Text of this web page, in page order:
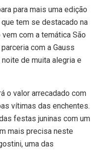
para mais uma edição
tem se destacado na
com a temática São
com a Gauss
de muita alegria e
o valor arrecadado com
vítimas das enchentes.
festas juninas com um
mais precisa neste
uma das